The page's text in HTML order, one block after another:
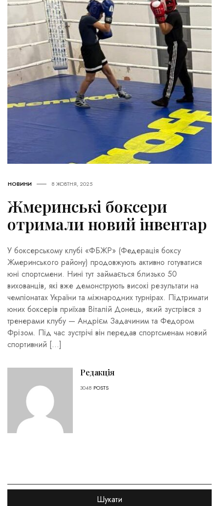
НОВИНИ 8 ЖОВТНЯ, 2025
Жмеринські боксери
отримали новий інвентар
У боксерському клубі «ФБЖР» (Федерація боксу
Жмеринського району) продовжують активно готуватися
юні спортсмени. Нині тут займається близько 50
вихованців, які вже демонструють високі результати на
чемпіонатах України та міжнародних турнірах. Підтримати
юних боксерів приїхав Віталій Донець, який зустрівся з
тренерами клубу — Андрієм Задачиним та Федором
Фрізом. Під час зустрічі він передав спортсменам новий
спортивний […]
Редакція
3048 POSTS